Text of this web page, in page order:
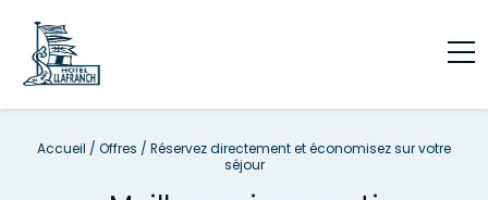
Accueil / Offres / Réservez directement et économisez sur votre
séjour